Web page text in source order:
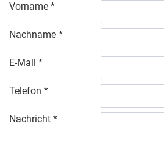
Vorname
Nachname
E-Mail
Telefon
Nachricht